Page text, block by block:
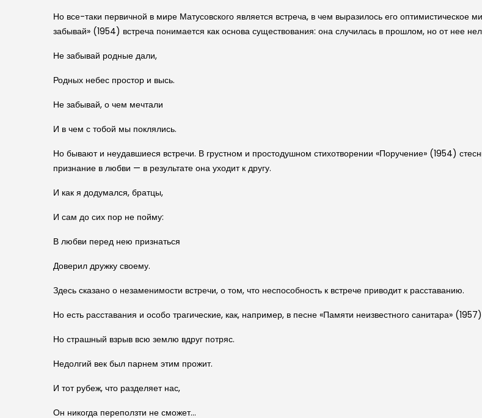
Но все-таки первичной в мире Матусовского является встреча, в чем выразилось его оптимистическое
забывай» (1954) встреча понимается как основа существования: она случилась в прошлом, но от нее
Не забывай родные дали,
Родных небес простор и высь.
Не забывай, о чем мечтали
И в чем с тобой мы поклялись.
Но бывают и неудавшиеся встречи. В грустном и простодушном стихотворении «Поручение» (1954)
признание в любви — в результате она уходит к другу.
И как я додумался, братцы,
И сам до сих пор не пойму:
В любви перед нею признаться
Доверил дружку своему.
Здесь сказано о незаменимости встречи, о том, что неспособность к встрече приводит к расставанию.
Но есть расставания и особо трагические, как, например, в песне «Памяти неизвестного санитара»
Но страшный взрыв всю землю вдруг потряс.
Недолгий век был парнем этим прожит.
И тот рубеж, что разделяет нас,
Он никогда переползти не сможет…